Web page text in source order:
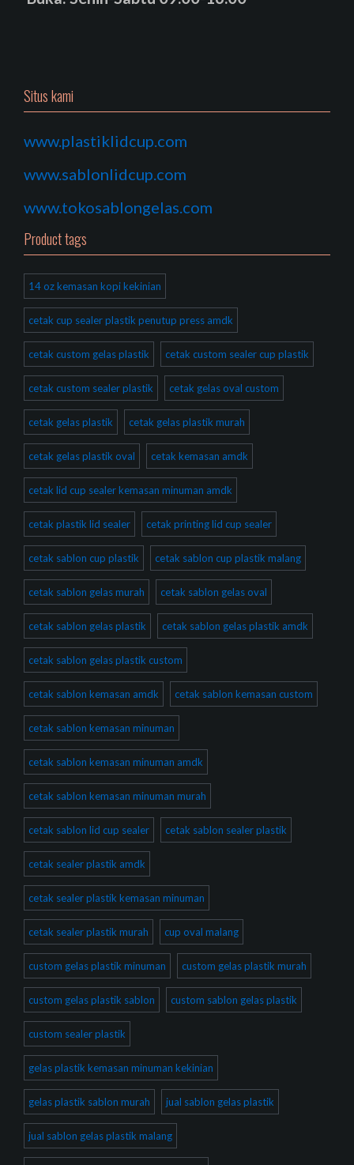
Situs kami
www.plastiklidcup.com
www.sablonlidcup.com
www.tokosablongelas.com
Product tags
14 oz kemasan kopi kekinian
cetak cup sealer plastik penutup press amdk
cetak custom gelas plastik cetak custom sealer cup plastik
cetak custom sealer plastik cetak gelas oval custom
cetak gelas plastik cetak gelas plastik murah
cetak gelas plastik oval cetak kemasan amdk
cetak lid cup sealer kemasan minuman amdk
cetak plastik lid sealer cetak printing lid cup sealer
cetak sablon cup plastik cetak sablon cup plastik malang
cetak sablon gelas murah cetak sablon gelas oval
cetak sablon gelas plastik cetak sablon gelas plastik amdk
cetak sablon gelas plastik custom
cetak sablon kemasan amdk cetak sablon kemasan custom
cetak sablon kemasan minuman
cetak sablon kemasan minuman amdk
cetak sablon kemasan minuman murah
cetak sablon lid cup sealer cetak sablon sealer plastik
cetak sealer plastik amdk
cetak sealer plastik kemasan minuman
cetak sealer plastik murah cup oval malang
custom gelas plastik minuman custom gelas plastik murah
custom gelas plastik sablon custom sablon gelas plastik
custom sealer plastik
gelas plastik kemasan minuman kekinian
gelas plastik sablon murah jual sablon gelas plastik
jual sablon gelas plastik malang